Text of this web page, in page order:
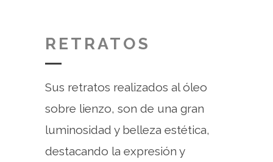
RETRATOS
Sus retratos realizados al óleo
sobre lienzo, son de una gran
luminosidad y belleza estética,
destacando la expresión y